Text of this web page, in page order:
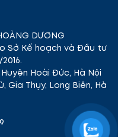
lịch. Phù hợp cho
nhưng vẫn đậm
DƯƠNG
Sở Kế hoạch và Đầu tư
Hoài Đức, Hà Nội
Gia Thụy, Long Biên, Hà